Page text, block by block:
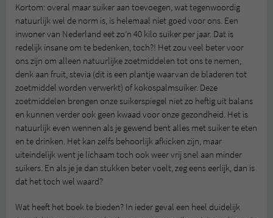
Kortom: overal maar suiker aan toevoegen, wat tegenwoordig
natuurlijk wel de norm is, is helemaal niet goed voor ons. Een
inwoner van Nederland eet zo’n 40 kilo suiker per jaar. Dat is
redelijk insane om te bedenken, toch?! Het zou veel beter voor
ons zijn om alleen natuurlijke zoetmiddelen tot ons te nemen,
denk aan fruit, stevia (dit is een plantje waarvan de bladeren tot
zoetmiddel worden verwerkt) of kokospalmsuiker. Deze
zoetmiddelen brengen onze suikerspiegel niet zo heftig uit balans
en kunnen verder ook geen kwaad voor onze gezondheid. Het is
natuurlijk even wennen als je gewend bent alles met suiker te eten
en te drinken. Het kan zelfs behoorlijk afkicken zijn, maar
uiteindelijk went je lichaam toch ook weer vrij snel aan minder
suikers. En als je je dan stukken beter voelt, zeg eens eerlijk, dan is
dat het toch wel waard?
Wat heeft het boek te bieden? In ieder geval een heel duidelijk